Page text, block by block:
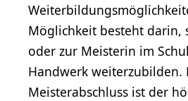
Möglichkeit besteht darin,
oder zur Meisterin im
Handwerk weiterzubilden.
Meisterabschluss ist der